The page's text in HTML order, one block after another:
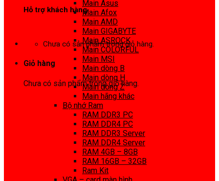
Hỗ trợ khách hàng
Chưa có sản phẩm trong giỏ hàng.
Giỏ hàng
Chưa có sản phẩm trong giỏ hàng.
Main Asus
Main Afox
Main AMD
Main GIGABYTE
Main ASROCK
Main COLORFUL
Main MSI
Main dòng B
Main dòng H
Main dòng Z
Main hãng khác
Bộ nhớ Ram
RAM DDR3 PC
RAM DDR4 PC
RAM DDR3 Server
RAM DDR4 Server
RAM 4GB – 8GB
RAM 16GB – 32GB
Ram Kit